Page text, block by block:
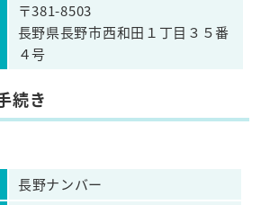
〒381-8503
長野県長野市西和田１丁目３５番
４号
続き
長野ナンバー